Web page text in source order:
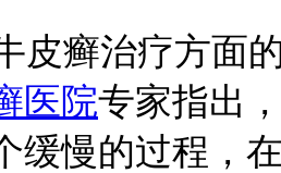
癣治疗方面
医院专家指出
缓慢的过程，